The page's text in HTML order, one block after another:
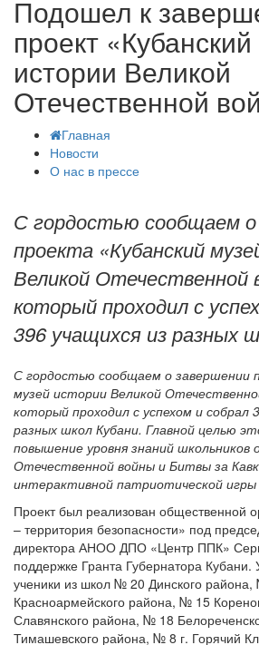
Подошел к
проект
истории Великой
Отечественной
Главная
Новости
О нас в прессе
С гордостью сообщаем
проекта «Кубанский
Великой Отечественной
который проходил с
396 учащихся из разных
С гордостью сообщаем о завершении
музей истории Великой
который проходил с успехом и собрал
разных школ Кубани. Главной целью
повышение уровня знаний школьников
Отечественной войны и Битвы за
интерактивной патриотической игры
Проект был реализован общественной
– территория безопасности» под
директора АНОО ДПО «Центр ППК»
поддержке Гранта Губернатора Кубани.
ученики из школ № 20 Динского
Красноармейского района, № 15
Славянского района, № 18
Тимашевского района, № 8 г. Горячий